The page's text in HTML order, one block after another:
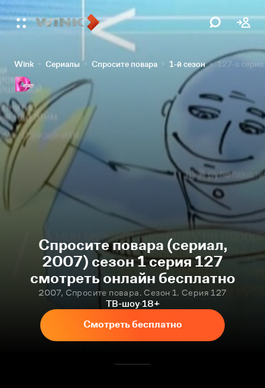
Wink Сериалы Спросите повара 1-й сезон 127-я серия
Спросите повара (сериал,
2007) сезон 1 серия 127
смотреть онлайн бесплатно
2007, Спросите повара. Сезон 1. Серия 127
ТВ-шоу 18+
Смотреть бесплатно